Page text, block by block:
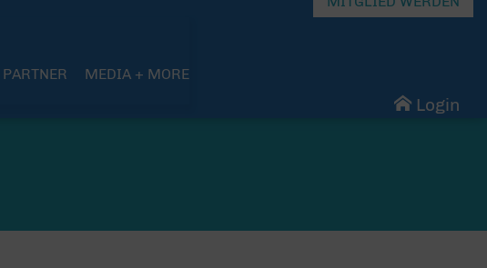
PARTNER MEDIA + MORE
Login